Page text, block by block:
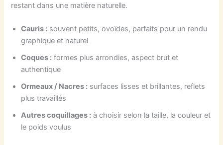
restant dans une matière naturelle.
Cauris : souvent petits, ovoïdes, parfaits pour un rendu
graphique et naturel
Coques : formes plus arrondies, aspect brut et
authentique
Ormeaux / Nacres : surfaces lisses et brillantes, reflets
plus travaillés
Autres coquillages : à choisir selon la taille, la couleur et
le poids voulus